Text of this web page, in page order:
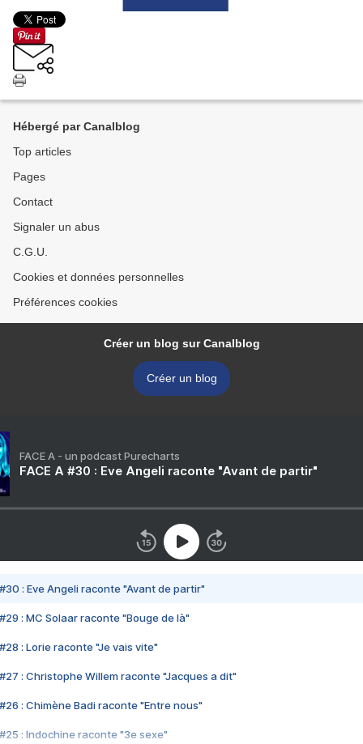
Hébergé par Canalblog
Top articles
Pages
Contact
Signaler un abus
C.G.U.
Cookies et données personnelles
Préférences cookies
Créer un blog sur Canalblog
Créer un blog
FACE A - un podcast Purecharts
FACE A #30 : Eve Angeli raconte "Avant de partir"
#30 : Eve Angeli raconte "Avant de partir"
#29 : MC Solaar raconte "Bouge de là"
#28 : Lorie raconte "Je vais vite"
#27 : Christophe Willem raconte "Jacques a dit"
#26 : Chimène Badi raconte "Entre nous"
#25 : Indochine raconte "3e sexe"